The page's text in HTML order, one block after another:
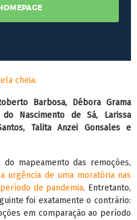
cheia.
Barbosa, Débora Grama
Nascimento de Sá, Larissa
Talita Anzei Gonsales e
mapeamento das remoções,
urgência de uma moratória nas
de pandemia. Entretanto,
foi exatamente o contrário:
em comparação ao período